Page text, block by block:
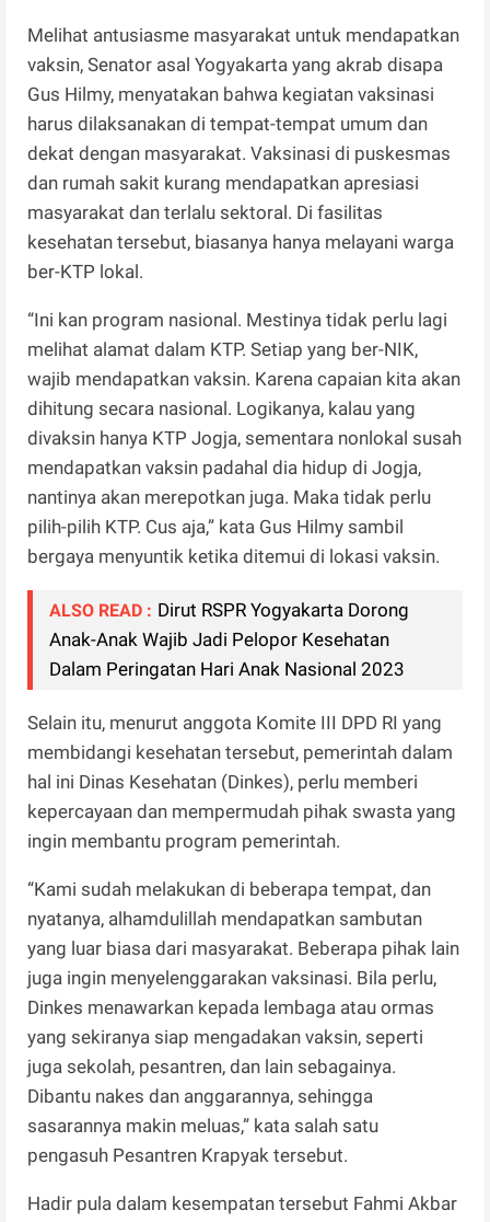
Melihat antusiasme masyarakat untuk mendapatkan
vaksin, Senator asal Yogyakarta yang akrab disapa
Gus Hilmy, menyatakan bahwa kegiatan vaksinasi
harus dilaksanakan di tempat-tempat umum dan
dekat dengan masyarakat. Vaksinasi di puskesmas
dan rumah sakit kurang mendapatkan apresiasi
masyarakat dan terlalu sektoral. Di fasilitas
kesehatan tersebut, biasanya hanya melayani warga
ber-KTP lokal.
“Ini kan program nasional. Mestinya tidak perlu lagi
melihat alamat dalam KTP. Setiap yang ber-NIK,
wajib mendapatkan vaksin. Karena capaian kita akan
dihitung secara nasional. Logikanya, kalau yang
divaksin hanya KTP Jogja, sementara nonlokal susah
mendapatkan vaksin padahal dia hidup di Jogja,
nantinya akan merepotkan juga. Maka tidak perlu
pilih-pilih KTP. Cus aja,” kata Gus Hilmy sambil
bergaya menyuntik ketika ditemui di lokasi vaksin.
ALSO READ : Dirut RSPR Yogyakarta Dorong
Anak-Anak Wajib Jadi Pelopor Kesehatan
Dalam Peringatan Hari Anak Nasional 2023
Selain itu, menurut anggota Komite III DPD RI yang
membidangi kesehatan tersebut, pemerintah dalam
hal ini Dinas Kesehatan (Dinkes), perlu memberi
kepercayaan dan mempermudah pihak swasta yang
ingin membantu program pemerintah.
“Kami sudah melakukan di beberapa tempat, dan
nyatanya, alhamdulillah mendapatkan sambutan
yang luar biasa dari masyarakat. Beberapa pihak lain
juga ingin menyelenggarakan vaksinasi. Bila perlu,
Dinkes menawarkan kepada lembaga atau ormas
yang sekiranya siap mengadakan vaksin, seperti
juga sekolah, pesantren, dan lain sebagainya.
Dibantu nakes dan anggarannya, sehingga
sasarannya makin meluas,” kata salah satu
pengasuh Pesantren Krapyak tersebut.
Hadir pula dalam kesempatan tersebut Fahmi Akbar